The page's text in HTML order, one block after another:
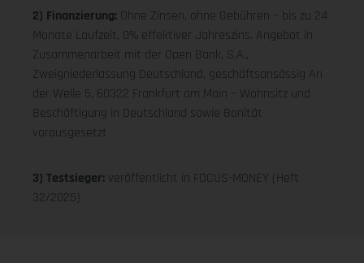
2) Finanzierung: Ohne Zinsen, ohne Gebühren – bis zu 24
Monate Laufzeit, 0% effektiver Jahreszins. Angebot in
Zusammenarbeit mit der Open Bank, S.A.,
Zweigniederlassung Deutschland, geschäftsansässig An
der Welle 5, 60322 Frankfurt am Main – Wohnsitz und
Beschäftigung in Deutschland sowie Bonität
vorausgesetzt
3) Testsieger: veröffentlicht in FOCUS-MONEY (Heft
32/2025)